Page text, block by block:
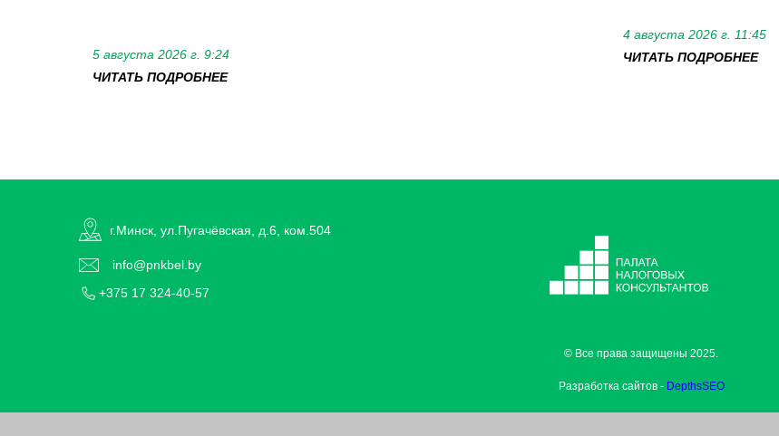
5 августа 2026 г. 9:24
ЧИТАТЬ ПОДРОБНЕЕ
4 августа 2026 г. 11:45
ЧИТАТЬ ПОДРОБНЕЕ
г.Минск, ул.Пугачёвская, д.6, ком.504
info@pnkbel.by
+375 17 324-40-57
© Все права защищены 2025.
Разработка сайтов - DepthsSEO